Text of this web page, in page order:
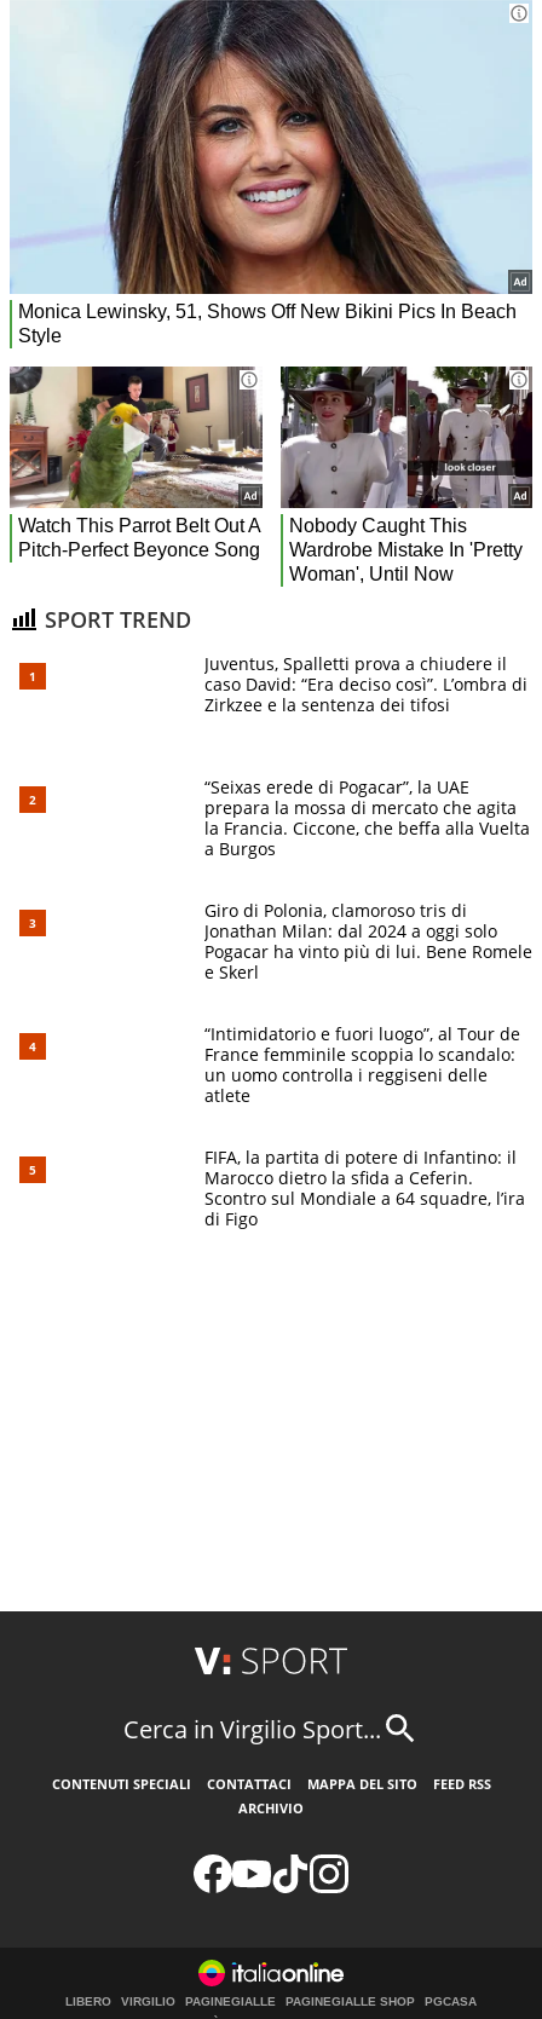
SPORT TREND
Juventus, Spalletti prova a chiudere il
caso David: “Era deciso così”. L’ombra di
Zirkzee e la sentenza dei tifosi
“Seixas erede di Pogacar”, la UAE
prepara la mossa di mercato che agita
la Francia. Ciccone, che beffa alla Vuelta
a Burgos
Giro di Polonia, clamoroso tris di
Jonathan Milan: dal 2024 a oggi solo
Pogacar ha vinto più di lui. Bene Romele
e Skerl
“Intimidatorio e fuori luogo”, al Tour de
France femminile scoppia lo scandalo:
un uomo controlla i reggiseni delle
atlete
FIFA, la partita di potere di Infantino: il
Marocco dietro la sfida a Ceferin.
Scontro sul Mondiale a 64 squadre, l’ira
di Figo
Cerca in Virgilio Sport...
CONTENUTI SPECIALI CONTATTACI MAPPA DEL SITO
FEED RSS
ARCHIVIO
LIBERO VIRGILIO PAGINEGIALLE PAGINEGIALLE SHOP
PGCASA